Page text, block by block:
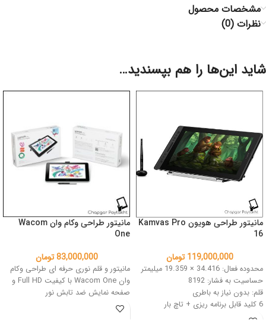
مشخصات محصول
نظرات (0)
شاید این‌ها را هم بپسندید…
مانیتور طراحی هویون Kamvas Pro
16
119,000,000 تومان
محدوده فعال: 34.416 × 19.359 میلیمتر
حساسیت به فشار: 8192
قلم: بدون نیاز به باطری
6 کلید قابل برنامه ریزی + تاچ بار
رنگ: مشکی مایل به نقره ای
مانیتور طراحی وکام وان Wacom
One
83,000,000 تومان
مانیتور و قلم نوری حرفه ای طراحی وکام
وان Wacom One با کیفیت Full HD و
صفحه نمایش ضد تابش نور